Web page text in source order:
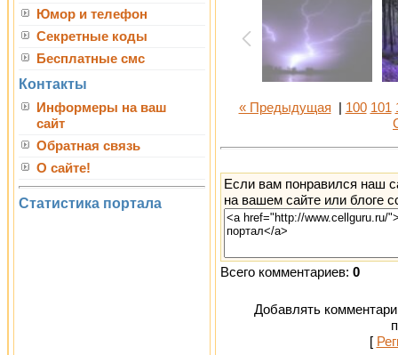
Юмор и телефон
Секретные коды
Бесплатные смс
Контакты
Информеры на ваш
сайт
Обратная связь
О сайте!
Статистика портала
« Предыдущая 100 101
Если вам понравился наш
на вашем сайте или блоге
Всего комментариев: 0
Добавлять
[